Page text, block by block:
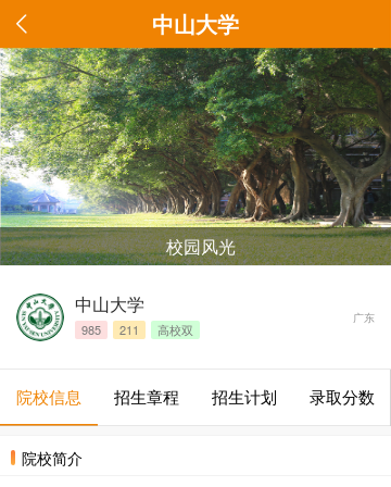
中山大学
校园风光
中山大学
985 211 高校双
广东
院校信息 招生章程 招生计划 录取分数
院校简介